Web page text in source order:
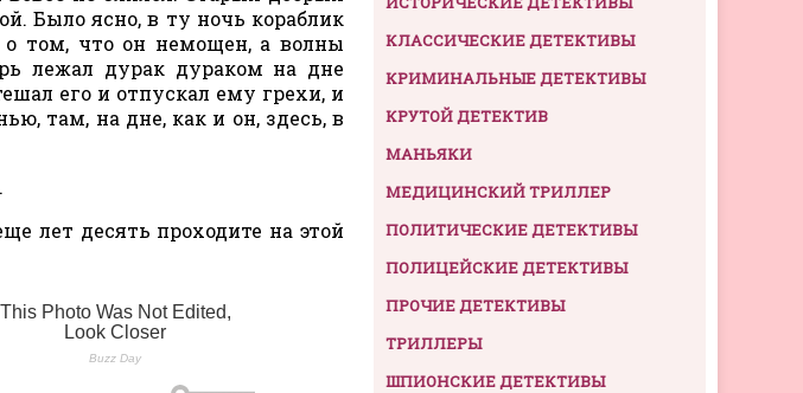
Было ясно, в ту ночь кораблик
о том, что он немощен, а волны
лежал дурак дураком на дне
его и отпускал ему грехи, и
там, на дне, как и он, здесь, в
лет десять проходите на этой
КЛАССИЧЕСКИЕ ДЕТЕКТИВЫ
КРИМИНАЛЬНЫЕ ДЕТЕКТИВЫ
КРУТОЙ ДЕТЕКТИВ
МАНЬЯКИ
МЕДИЦИНСКИЙ ТРИЛЛЕР
ПОЛИТИЧЕСКИЕ ДЕТЕКТИВЫ
ПОЛИЦЕЙСКИЕ ДЕТЕКТИВЫ
ПРОЧИЕ ДЕТЕКТИВЫ
ТРИЛЛЕРЫ
ШПИОНСКИЕ ДЕТЕКТИВЫ